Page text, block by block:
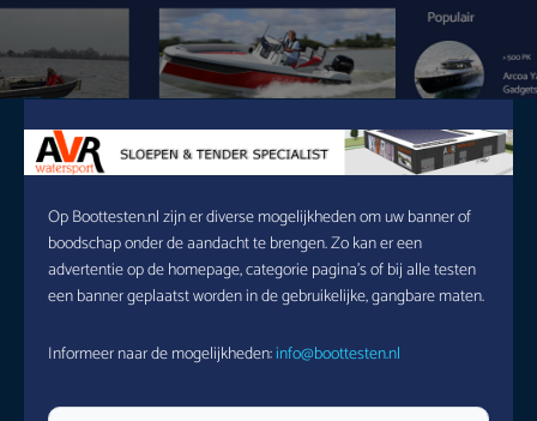
Op Boottesten.nl zijn er diverse mogelijkheden om uw banner of
boodschap onder de aandacht te brengen. Zo kan er een
advertentie op de homepage, categorie pagina’s of bij alle testen
een banner geplaatst worden in de gebruikelijke, gangbare maten.
Informeer naar de mogelijkheden:info@boottesten.nl